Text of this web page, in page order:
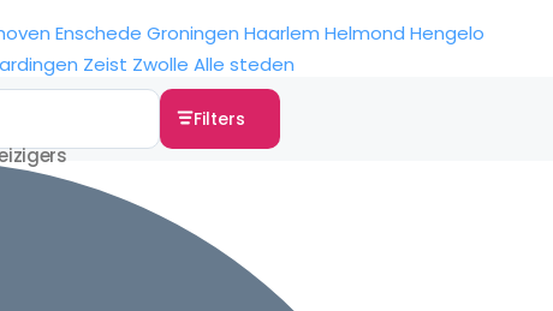
Enschede Groningen Haarlem Helmond Hengelo
Zeist Zwolle Alle steden
Filters